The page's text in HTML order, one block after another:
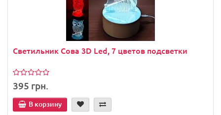
Cветильник Сова 3D Led, 7 цветов подсветки
395 грн.
В корзину